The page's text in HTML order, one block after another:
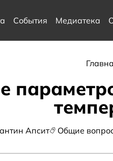
События Медиатека
Апсит Общие